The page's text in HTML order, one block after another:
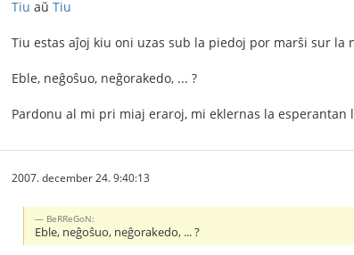
Tiu aŭ Tiu
Tiu estas aĵoj kiu oni uzas sub la piedoj por marŝi sur la
Eble, neĝoŝuo, neĝorakedo, ... ?
Pardonu al mi pri miaj eraroj, mi eklernas la esperantan
2007. december 24. 9:40:13
BeRReGoN:
Eble, neĝoŝuo, neĝorakedo, ... ?